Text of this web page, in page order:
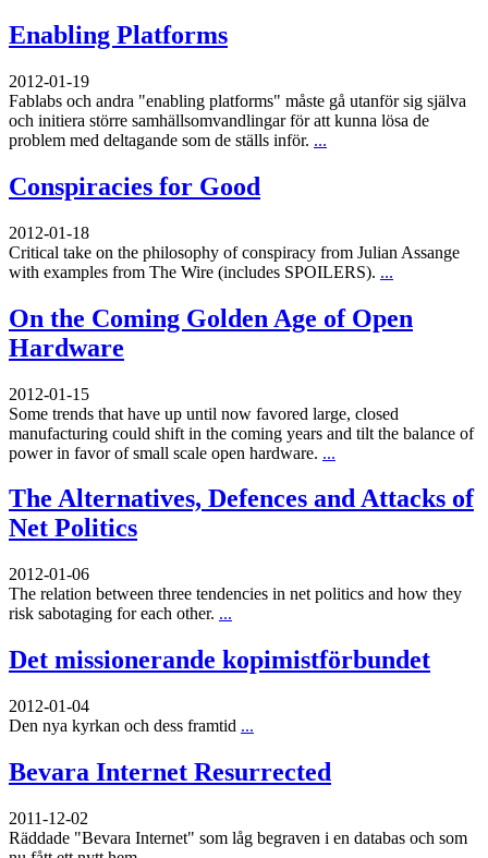
Enabling Platforms
2012-01-19
Fablabs och andra "enabling platforms" måste gå utanför sig själva
och initiera större samhällsomvandlingar för att kunna lösa de
problem med deltagande som de ställs inför. ...
Conspiracies for Good
2012-01-18
Critical take on the philosophy of conspiracy from Julian Assange
with examples from The Wire (includes SPOILERS). ...
On the Coming Golden Age of Open
Hardware
2012-01-15
Some trends that have up until now favored large, closed
manufacturing could shift in the coming years and tilt the balance of
power in favor of small scale open hardware. ...
The Alternatives, Defences and Attacks of
Net Politics
2012-01-06
The relation between three tendencies in net politics and how they
risk sabotaging for each other. ...
Det missionerande kopimistförbundet
2012-01-04
Den nya kyrkan och dess framtid ...
Bevara Internet Resurrected
2011-12-02
Räddade "Bevara Internet" som låg begraven i en databas och som